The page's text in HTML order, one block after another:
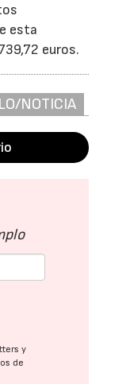
esta
euros.
NOTICIA
y
de